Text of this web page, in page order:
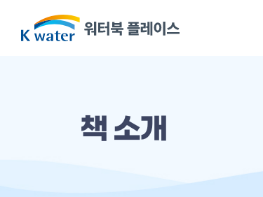
책 소개